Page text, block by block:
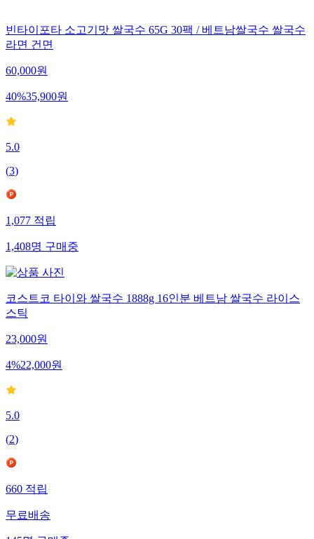
빈타이포타 소고기맛 쌀국수 65G 30팩 / 베트남쌀국수 쌀국수
라면 건면
60,000원
40%35,900원
5.0
(3)
1,077적립
1,408명구매중
코스트코 타이와 쌀국수 1888g 16인분 베트남 쌀국수 라이스
스틱
23,000원
4%22,000원
5.0
(2)
660적립
무료배송